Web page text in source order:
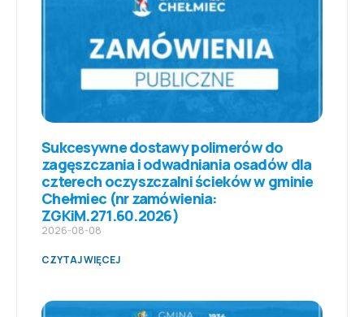
Sukcesywne dostawy polimerów do
zagęszczania i odwadniania osadów dla
czterech oczyszczalni ścieków w gminie
Chełmiec (nr zamówienia:
ZGKiM.271.60.2026)
2026-08-08
CZYTAJ WIĘCEJ